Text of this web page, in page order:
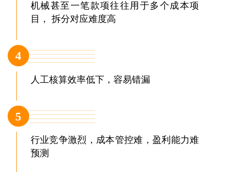
机械甚至一笔款项往往用于多个成本项
目， 拆分对应难度高
4
人工核算效率低下，容易错漏
5
行业竞争激烈，成本管控难，盈利能力难
预测